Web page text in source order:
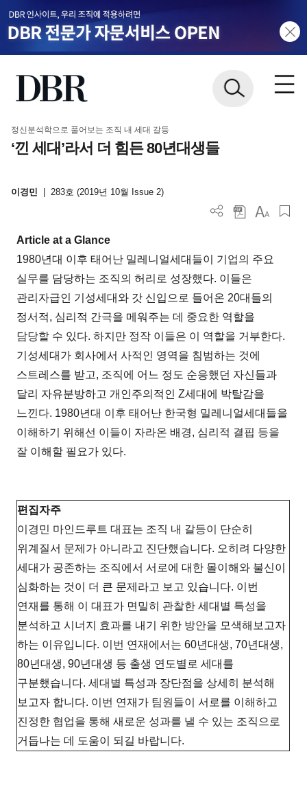
정신분석학으로 풀어보는 조직 내 세대 갈등
‘낀 세대’라서 더 힘든 80년대생들
이경민 283호 (2019년 10월 Issue 2)
Article at a Glance
1980년대 이후 태어난 밀레니얼세대들이 기업의 주요
실무를 담당하는 조직의 허리로 성장했다. 이들은
관리자급인 기성세대와 갓 신입으로 들어온 20대들의
정서적, 심리적 간극을 메워주는 데 중요한 역할을
담당할 수 있다. 하지만 정작 이들은 이 역할을 거부한다.
기성세대가 회사에서 사적인 영역을 침범하는 것에
스트레스를 받고, 조직에 어느 정도 순응했던 자신들과
달리 자유분방하고 개인주의적인 Z세대에 박탈감을
느낀다. 1980년대 이후 태어난 한국형 밀레니얼세대들을
이해하기 위해선 이들이 자라온 배경, 심리적 결핍 등을
잘 이해할 필요가 있다.
편집자주
이경민 마인드루트 대표는 조직 내 갈등이 단순히
위계질서 문제가 아니라고 진단했습니다. 오히려 다양한
세대가 공존하는 조직에서 서로에 대한 몰이해와 불신이
심화하는 것이 더 큰 문제라고 보고 있습니다. 이번
연재를 통해 이 대표가 면밀히 관찰한 세대별 특성을
분석하고 시너지 효과를 내기 위한 방안을 모색해보고자
하는 이유입니다. 이번 연재에서는 60년대생, 70년대생,
80년대생, 90년대생 등 출생 연도별로 세대를
구분했습니다. 세대별 특성과 장단점을 상세히 분석해
보고자 합니다. 이번 연재가 팀원들이 서로를 이해하고
진정한 협업을 통해 새로운 성과를 낼 수 있는 조직으로
거듭나는 데 도움이 되길 바랍니다.